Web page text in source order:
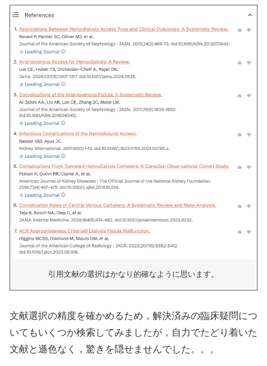
引用文献の選択はかなり的確なように思います。
文献選択の精度を確かめるため，解決済みの臨床疑問につ
いてもいくつか検索してみましたが，自力でたどり着いた
文献と遜色なく，驚きを隠せませんでした。。。